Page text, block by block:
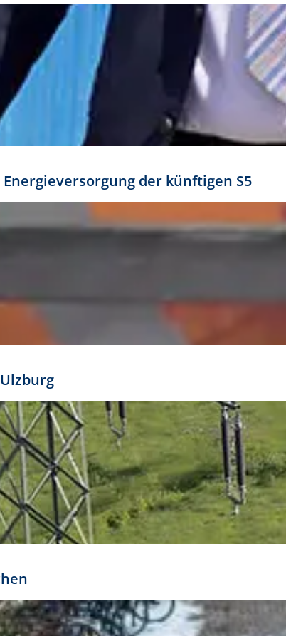
Daraus ergeben sich für gängige Formate
oder kleiner gesetzt werden. Dazu bedarf es jedoch
der künftigen S5